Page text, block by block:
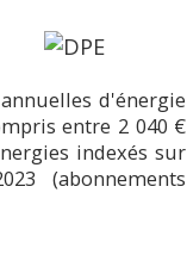
d'énergie
entre 2 040 €
indexés sur
(abonnements